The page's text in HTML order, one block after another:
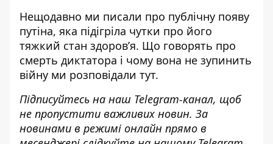
Нещодавно ми писали про публічну появу
путіна, яка підігріла чутки про його
тяжкий стан здоров’я. Що говорять про
смерть диктатора і чому вона не зупинить
війну ми розповідали тут.
Підписуйтесь на наш Telegram-канал, щоб
не пропустити важливих новин. За
новинами в режимі онлайн прямо в